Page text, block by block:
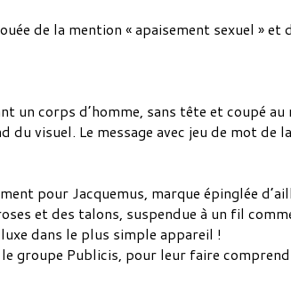
de la mention « apaisement sexuel » et
corps d’homme, sans tête et coupé au
visuel. Le message avec jeu de mot de
pour Jacquemus, marque épinglée
et des talons, suspendue à un fil
dans le plus simple appareil !
groupe Publicis, pour leur faire